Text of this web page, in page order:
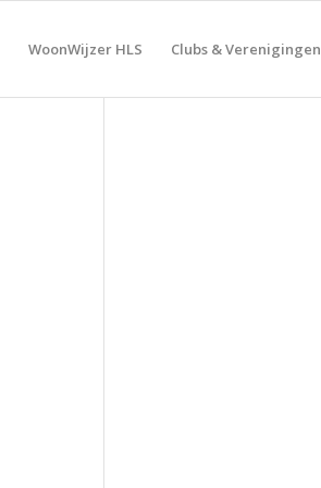
WoonWijzer HLS Clubs & Verenigingen